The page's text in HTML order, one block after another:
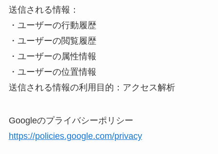
送信される情報：
・ユーザーの行動履歴
・ユーザーの閲覧履歴
・ユーザーの属性情報
・ユーザーの位置情報
送信される情報の利用目的：アクセス解析
Googleのプライバシーポリシー
https://policies.google.com/privacy